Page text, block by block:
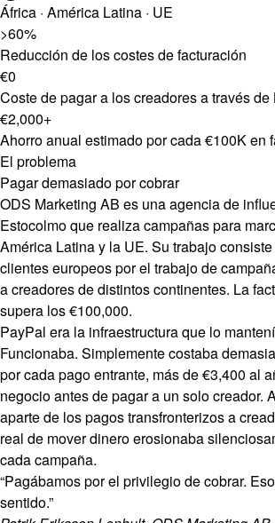
África · América Latina · UE
>60%
Reducción de los costes de facturación
€0
Coste de pagar a los creadores a través
€2,000+
Ahorro anual estimado por cada €100K en
El problema
Pagar demasiado por cobrar
ODS Marketing AB es una agencia de
Estocolmo que realiza campañas para
América Latina y la UE. Su trabajo
clientes europeos por el trabajo de
a creadores de distintos continentes. La
supera los €100,000.
PayPal era la infraestructura que lo
Funcionaba. Simplemente costaba
por cada pago entrante, más de €3,400 al
negocio antes de pagar a un solo creador.
aparte de los pagos transfronterizos a
real de mover dinero erosionaba
cada campaña.
“Pagábamos por el privilegio de cobrar.
sentido.”